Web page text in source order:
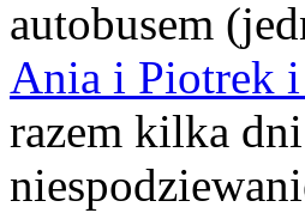
autobusem
Ania i Piotrek
razem kilka